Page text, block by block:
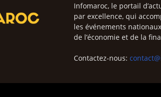
Infomaroc, le portail
par excellence, qui
les événements
de l’économie et de la
Contactez-nous: